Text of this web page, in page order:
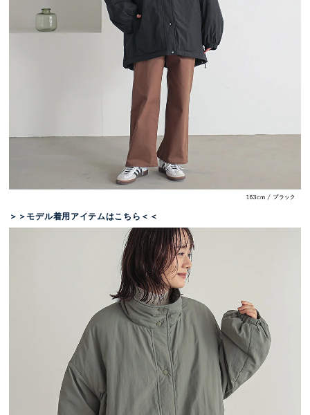
＞＞モデル着用アイテムはこちら＜＜